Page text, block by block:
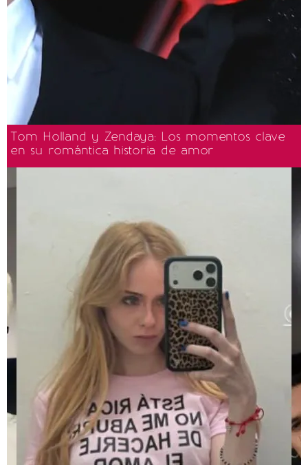
Tom Holland y Zendaya: Los momentos clave
en su romántica historia de amor